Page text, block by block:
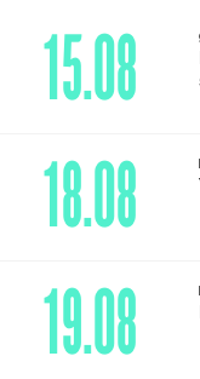
15.08
18.08
19.08